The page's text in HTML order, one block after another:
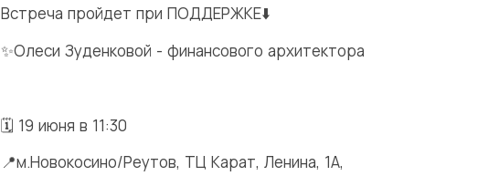
Встреча пройдет при ПОДДЕРЖКЕ⬇️
✨Олеси Зуденковой - финансового архитектора
🗓 19 июня в 11:30
📍м.Новокосино/Реутов, ТЦ Карат, Ленина, 1А,